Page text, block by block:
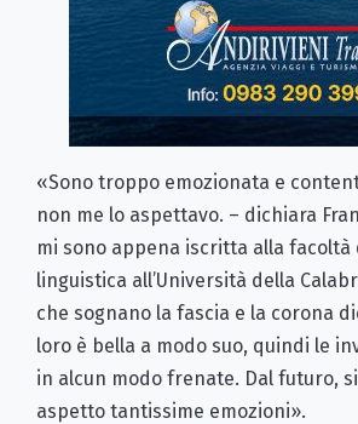
«Sono troppo emozionata e
non me lo aspettavo. – dichiara
mi sono appena iscritta alla facoltà
linguistica all’Università della
che sognano la fascia e la corona
loro è bella a modo suo, quindi le
in alcun modo frenate. Dal futuro,
aspetto tantissime emozioni».